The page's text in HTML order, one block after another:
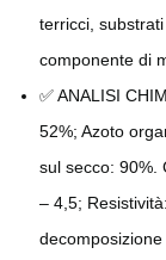
terricci,
componente di
✅ ANALISI
52%; Azoto
sul secco: 90%.
– 4,5;